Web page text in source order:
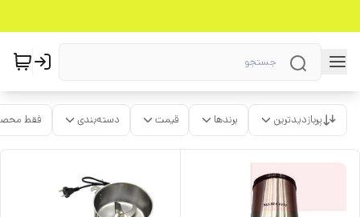
پربازدیدترین برندها قیمت دسته‌بندی فقط